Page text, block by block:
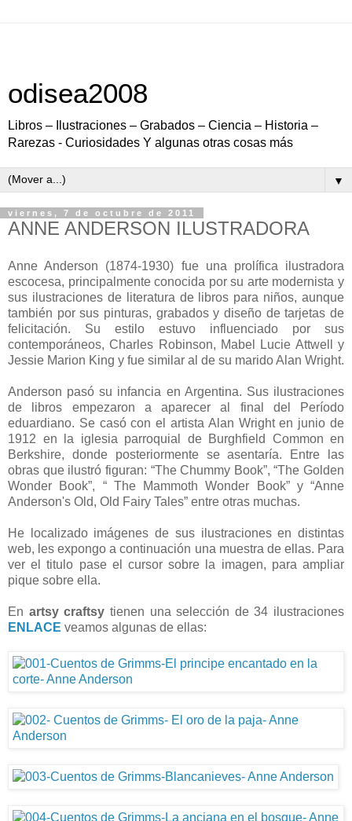
odisea2008
Libros – Ilustraciones – Grabados – Ciencia – Historia –
Rarezas - Curiosidades Y algunas otras cosas más
▼
viernes, 7 de octubre de 2011
ANNE ANDERSON ILUSTRADORA
Anne Anderson (1874-1930) fue una prolífica ilustradora
escocesa, principalmente conocida por su arte modernista y
sus ilustraciones de literatura de libros para niños, aunque
también por sus pinturas, grabados y diseño de tarjetas de
felicitación. Su estilo estuvo influenciado por sus
contemporáneos, Charles Robinson, Mabel Lucie Attwell y
Jessie Marion King y fue similar al de su marido Alan Wright.
Anderson pasó su infancia en Argentina. Sus ilustraciones
de libros empezaron a aparecer al final del Período
eduardiano. Se casó con el artista Alan Wright en junio de
1912 en la iglesia parroquial de Burghfield Common en
Berkshire, donde posteriormente se asentaría. Entre las
obras que ilustró figuran: “The Chummy Book”, “The Golden
Wonder Book”, “ The Mammoth Wonder Book” y “Anne
Anderson's Old, Old Fairy Tales” entre otras muchas.
He localizado imágenes de sus ilustraciones en distintas
web, les expongo a continuación una muestra de ellas. Para
ver el titulo pase el cursor sobre la imagen, para ampliar
pique sobre ella.
En artsy craftsy tienen una selección de 34 ilustraciones
ENLACE veamos algunas de ellas: